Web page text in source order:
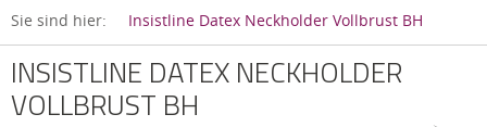
Sie sind hier: Insistline Datex Neckholder Vollbrust BH
INSISTLINE DATEX NECKHOLDER
VOLLBRUST BH